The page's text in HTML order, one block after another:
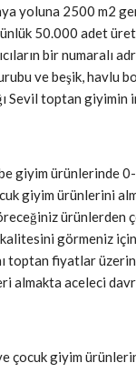
yoluna 2500 m2
50.000 adet
bir numaralı
ve beşik, havlu
Sevil toptan
giyim ürünlerinde 0-
giyim ürünlerini
ürünlerden
görmeniz
toptan fiyatlar
almakta aceleci
çocuk giyim